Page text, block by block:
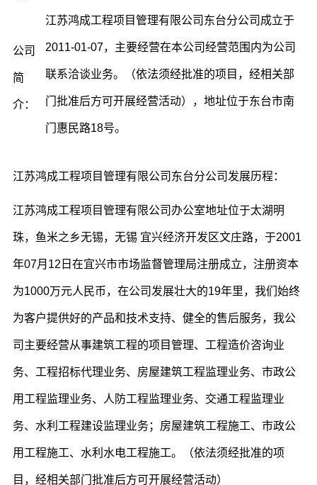
公司
简
介：
江苏鸿成工程项目管理有限公司东台分公司成立于
2011-01-07，主要经营在本公司经营范围内为公司
联系洽谈业务。（依法须经批准的项目，经相关部
门批准后方可开展经营活动），地址位于东台市南
门惠民路18号。
江苏鸿成工程项目管理有限公司东台分公司发展历程：
江苏鸿成工程项目管理有限公司办公室地址位于太湖明
珠，鱼米之乡无锡，无锡 宜兴经济开发区文庄路，于2001
年07月12日在宜兴市市场监督管理局注册成立，注册资本
为1000万元人民币，在公司发展壮大的19年里，我们始终
为客户提供好的产品和技术支持、健全的售后服务，我公
司主要经营从事建筑工程的项目管理、工程造价咨询业
务、工程招标代理业务、房屋建筑工程监理业务、市政公
用工程监理业务、人防工程监理业务、交通工程监理业
务、水利工程建设监理业务；房屋建筑工程施工、市政公
用工程施工、水利水电工程施工。（依法须经批准的项
目，经相关部门批准后方可开展经营活动）